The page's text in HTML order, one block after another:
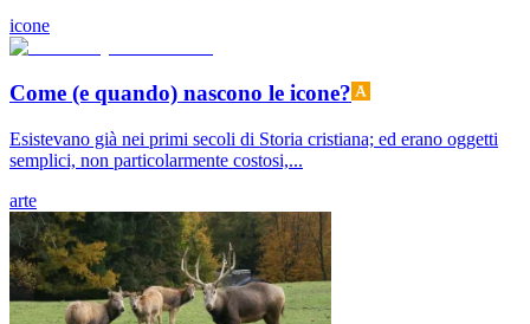
icone
Come (e quando) nascono le icone?
Esistevano già nei primi secoli di Storia cristiana; ed erano oggetti
semplici, non particolarmente costosi,...
arte